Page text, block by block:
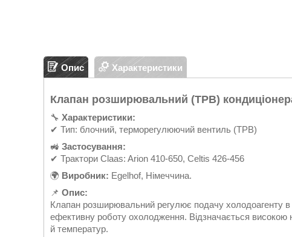
Опис Характеристики
Клапан розширювальний (ТРВ)
🔧 Характеристики:
✔ Тип: блочний, терморегулюючий вентиль (ТРВ)
🚜 Застосування:
✔ Трактори Claas: Arion 410-650, Celtis 426-456
🌍 Виробник: Egelhof, Німеччина.
📌 Опис:
Клапан розширювальний регулює подачу холодоагенту
ефективну роботу охолодження. Відзначається високою
й температур.